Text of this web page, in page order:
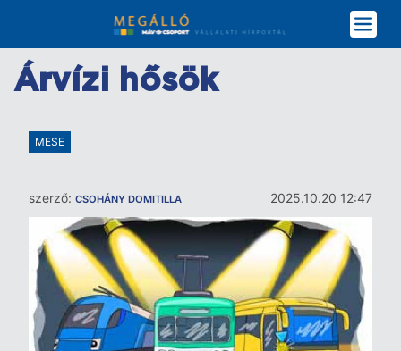
tartalomra
Árvízi hősök
MESE
2025.10.20 12:47
szerző: CSOHÁNY DOMITILLA